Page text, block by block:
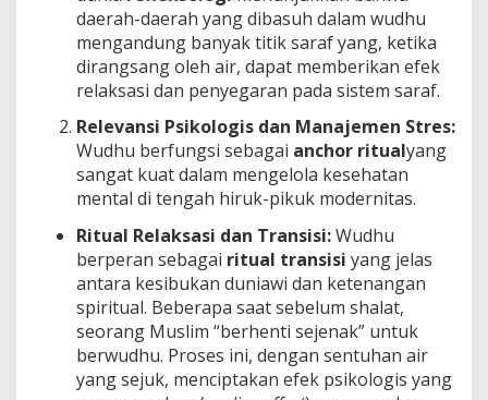
daerah-daerah yang dibasuh dalam wudhu
mengandung banyak titik saraf yang, ketika
dirangsang oleh air, dapat memberikan efek
relaksasi dan penyegaran pada sistem saraf.
Relevansi Psikologis dan Manajemen Stres:
Wudhu berfungsi sebagai anchor ritualyang
sangat kuat dalam mengelola kesehatan
mental di tengah hiruk-pikuk modernitas.
Ritual Relaksasi dan Transisi:Wudhu
berperan sebagai ritual transisi yang jelas
antara kesibukan duniawi dan ketenangan
spiritual. Beberapa saat sebelum shalat,
seorang Muslim “berhenti sejenak” untuk
berwudhu. Proses ini, dengan sentuhan air
yang sejuk, menciptakan efek psikologis yang